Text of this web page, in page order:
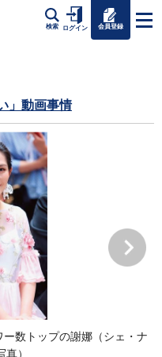
検索 ログイン 会員登録
」動画事情
数トップの謝娜（シェ・ナ
）